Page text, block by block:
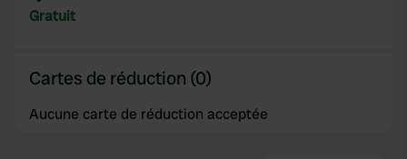
provided to them or that they’ve collected from your use
of their services.
Gratuit
Cartes de réduction (0)
Aucune carte de réduction acceptée